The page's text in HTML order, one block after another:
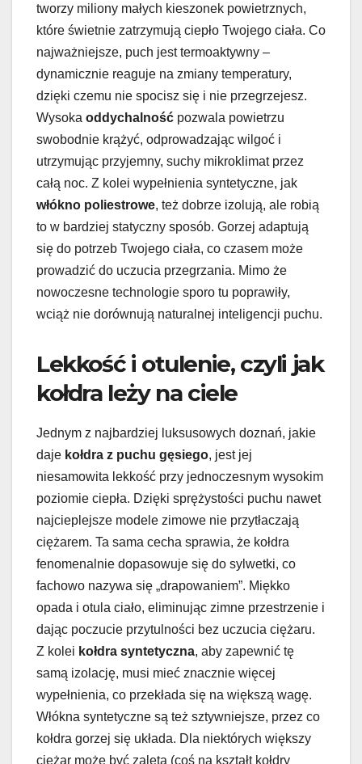
tworzy miliony małych kieszonek powietrznych,
które świetnie zatrzymują ciepło Twojego ciała. Co
najważniejsze, puch jest termoaktywny –
dynamicznie reaguje na zmiany temperatury,
dzięki czemu nie spocisz się i nie przegrzejesz.
Wysoka oddychalność pozwala powietrzu
swobodnie krążyć, odprowadzając wilgoć i
utrzymując przyjemny, suchy mikroklimat przez
całą noc. Z kolei wypełnienia syntetyczne, jak
włókno poliestrowe, też dobrze izolują, ale robią
to w bardziej statyczny sposób. Gorzej adaptują
się do potrzeb Twojego ciała, co czasem może
prowadzić do uczucia przegrzania. Mimo że
nowoczesne technologie sporo tu poprawiły,
wciąż nie dorównują naturalnej inteligencji puchu.
Lekkość i otulenie, czyli jak
kołdra leży na ciele
Jednym z najbardziej luksusowych doznań, jakie
daje kołdra z puchu gęsiego, jest jej
niesamowita lekkość przy jednoczesnym wysokim
poziomie ciepła. Dzięki sprężystości puchu nawet
najcieplejsze modele zimowe nie przytłaczają
ciężarem. Ta sama cecha sprawia, że kołdra
fenomenalnie dopasowuje się do sylwetki, co
fachowo nazywa się „drapowaniem”. Miękko
opada i otula ciało, eliminując zimne przestrzenie i
dając poczucie przytulności bez uczucia ciężaru.
Z kolei kołdra syntetyczna, aby zapewnić tę
samą izolację, musi mieć znacznie więcej
wypełnienia, co przekłada się na większą wagę.
Włókna syntetyczne są też sztywniejsze, przez co
kołdra gorzej się układa. Dla niektórych większy
ciężar może być zaletą (coś na kształt kołdry